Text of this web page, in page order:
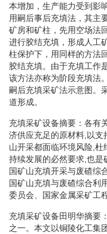
本增加，生产能力受到影
用嗣后事后充填法，其主
矿房和矿柱，先用空场法
进行胶结充填，形成人工
柱保护下，用同样的方法
胶结充填。由于充填工作
该方法亦称为阶段充填法
嗣后充填采矿法示意图。
道形成。
充填采矿设备摘要：各有
济供应充足的原材料,以
山开采都面临环境风险,
持续发展的必然要求,也
国矿山充填开采与废碴综
国矿山充填与废碴综合利
委员会、国家金属采矿工
充填采矿设备田明华摘要
之一。本文以铜陵化工集